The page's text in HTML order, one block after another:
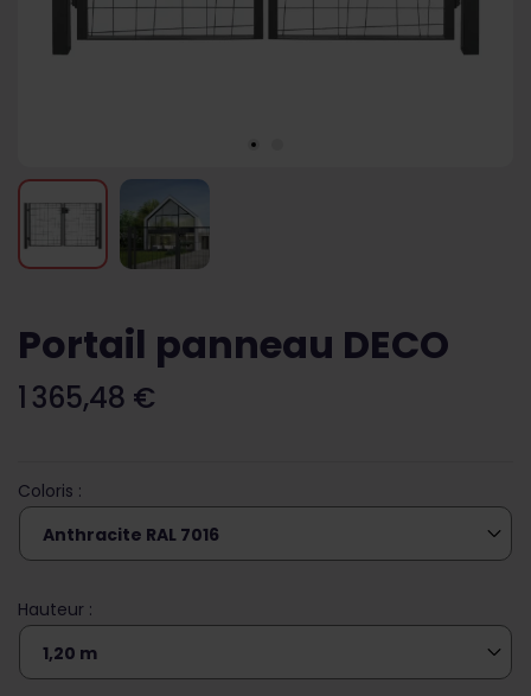
Portail panneau DECO
1 365,48 €
Coloris :
Hauteur :